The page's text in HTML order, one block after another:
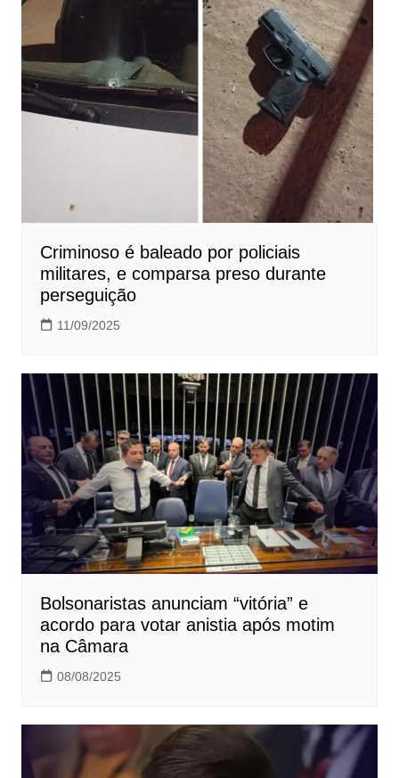
Criminoso é baleado por policiais
militares, e comparsa preso durante
perseguição
11/09/2025
Bolsonaristas anunciam “vitória” e
acordo para votar anistia após motim
na Câmara
08/08/2025